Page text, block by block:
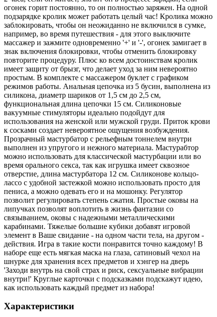
огонек горит постоянно, то он полностью заряжен. На одной
подзарядке кролик может работать целый час! Кролика можно
заблокировать, чтобы он неожиданно не включился в сумке,
например, во время путешествия - для этого выключите
массажер и зажмите одновременно '+' и '-', огонек замигает в
знак включения блокировки, чтобы отменить блокировку
повторите процедуру. Плюс ко всем достоинствам кролик
имеет защиту от брызг, что делает уход за ним невероятно
простым. В комплекте с массажером буклет с графиком
режимов работы. Анальная цепочка из 5 бусин, выполнена из
силикона, диаметр шариков от 1,5 см до 2,5 см,
функциональная длина цепочки 15 см. Силиконовые
вакуумные стимуляторы идеально подойдут для
использования на женской или мужской груди. Приток крови
к сосками создает невероятное ощущения возбуждения.
Прозрачный мастурбатор с рельефным тоннелем внутри
выполнен из упругого и нежного материала. Мастурабтор
можно использовать для классической мастурбации или во
время орального секса, так как игрушка имеет сквозное
отверстие, длина мастурбатора 12 см. Силиконове кольцо-
лассо с удобной застежкой можно использовать просто для
пениса, а можно одевать его и на мошонку. Регулятор
позволит регулировать степень сжатия. Простые оковы на
липучках позволят воплотить в жизнь фантазии со
связыванием, оковы с надежными металлическими
карабинами. Тяжелые большие кубики добавят игровой
элемент в Ваше свидание - на одном части тела, на другом -
действия. Игра в такие кости понравится точно каждому! В
наборе еще есть мягкая маска на глаза, сатиновый чехол на
шнурке для хранения всех предметов и хэнгер на дверь
'Заходи внутрь на свой страх и риск, сексуальные вибрации
внутри!' Круглые карточки с подсказками подскажут идею,
как использовать каждый предмет из набора!
Характеристики